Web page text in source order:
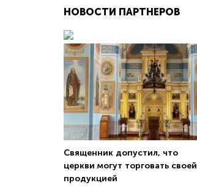
НОВОСТИ ПАРТНЕРОВ
Священник допустил, что
церкви могут торговать своей
продукцией